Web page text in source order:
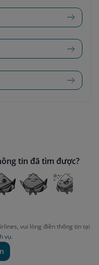
tin đã tìm được?
vui lòng điền thông tin tại
vụ.